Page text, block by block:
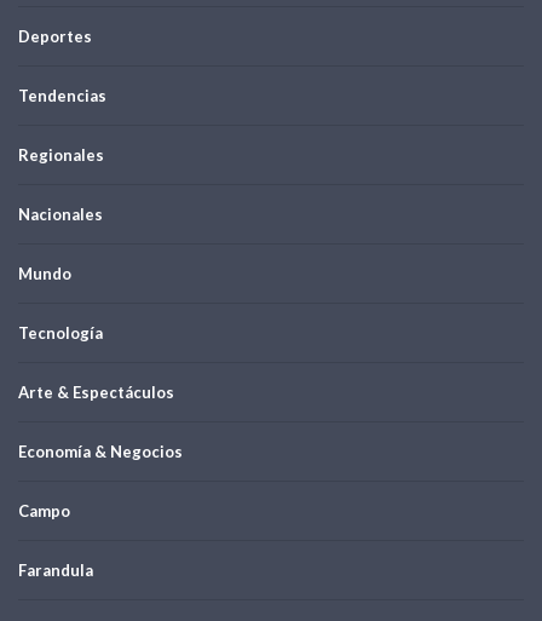
Deportes
Tendencias
Regionales
Nacionales
Mundo
Tecnología
Arte & Espectáculos
Economía & Negocios
Campo
Farandula